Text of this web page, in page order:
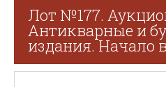
Лот №177.
Антикварные и
издания. Начало